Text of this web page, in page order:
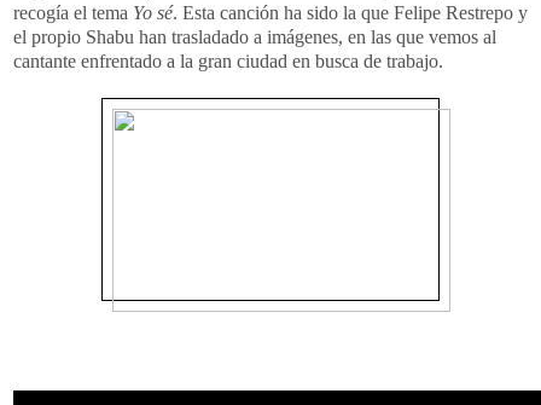
recogía el tema Yo sé. Esta canción ha sido la que Felipe Restrepo y
el propio Shabu han trasladado a imágenes, en las que vemos al
cantante enfrentado a la gran ciudad en busca de trabajo.